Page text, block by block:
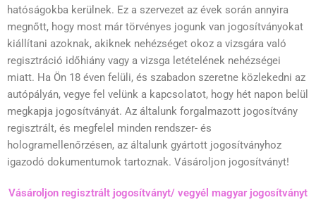
hatóságokba kerülnek. Ez a szervezet az évek során annyira
megnőtt, hogy most már törvényes jogunk van jogosítványokat
kiállítani azoknak, akiknek nehézséget okoz a vizsgára való
regisztráció időhiány vagy a vizsga letételének nehézségei
miatt. Ha Ön 18 éven felüli, és szabadon szeretne közlekedni az
autópályán, vegye fel velünk a kapcsolatot, hogy hét napon belül
megkapja jogosítványát. Az általunk forgalmazott jogosítvány
regisztrált, és megfelel minden rendszer- és
hologramellenőrzésen, az általunk gyártott jogosítványhoz
igazodó dokumentumok tartoznak. Vásároljon jogosítványt!
Vásároljon regisztrált jogosítványt/ vegyél magyar jogosítványt